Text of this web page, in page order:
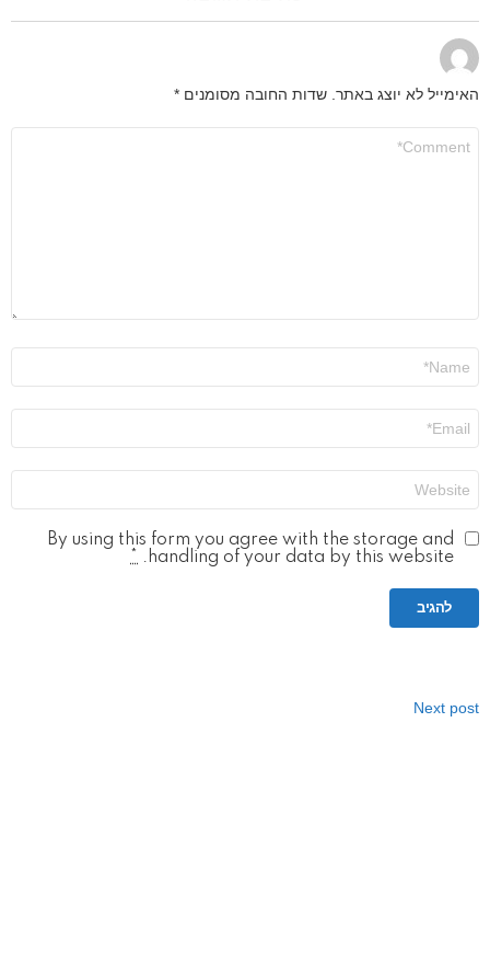
האימייל לא יוצג באתר. שדות החובה מסומנים *
שלך
By using this form you agree with the storage and
handling of your data by this website.
Next post